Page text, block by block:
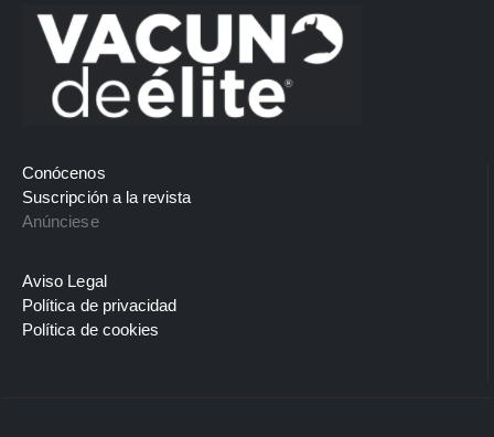
Conócenos
Suscripción a la revista
Anúnciese
Aviso Legal
Política de privacidad
Política de cookies